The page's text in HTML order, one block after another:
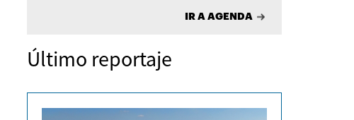
IR A AGENDA
Último reportaje